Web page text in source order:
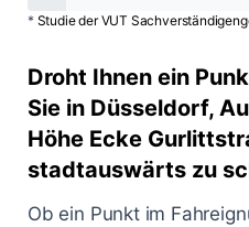
* Studie der VUT
Droht Ihnen ein
Sie in Düsseldorf,
Höhe Ecke
stadtauswärts zu
Ob ein Punkt im